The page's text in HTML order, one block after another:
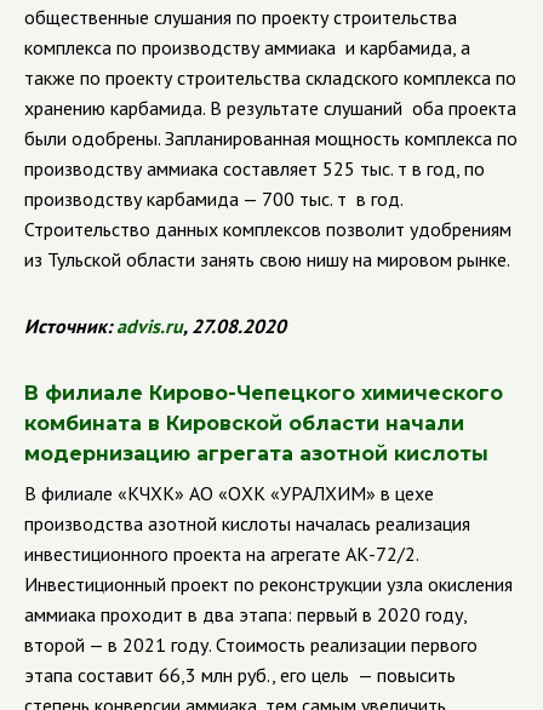
общественные слушания по проекту строительства
комплекса по производству аммиака и карбамида, а
также по проекту строительства складского комплекса по
хранению карбамида. В результате слушаний оба проекта
были одобрены. Запланированная мощность комплекса по
производству аммиака составляет 525 тыс. т в год, по
производству карбамида — 700 тыс. т в год.
Строительство данных комплексов позволит удобрениям
из Тульской области занять свою нишу на мировом рынке.
Источник:advis.ru, 27.08.2020
В филиале Кирово-Чепецкого химического
комбината в Кировской области начали
модернизацию агрегата азотной кислоты
В филиале «КЧХК» АО «ОХК «УРАЛХИМ» в цехе
производства азотной кислоты началась реализация
инвестиционного проекта на агрегате АК-72/2.
Инвестиционный проект по реконструкции узла окисления
аммиака проходит в два этапа: первый в 2020 году,
второй — в 2021 году. Стоимость реализации первого
этапа составит 66,3 млн руб., его цель — повысить
степень конверсии аммиака, тем самым увеличить